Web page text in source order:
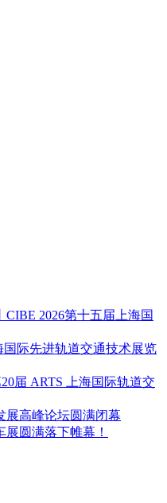
2026第十五届上海国
国际先进轨道交通技术展览
届 ARTS 上海国际轨道交
展高峰论坛圆满闭幕
圆满落下帷幕！